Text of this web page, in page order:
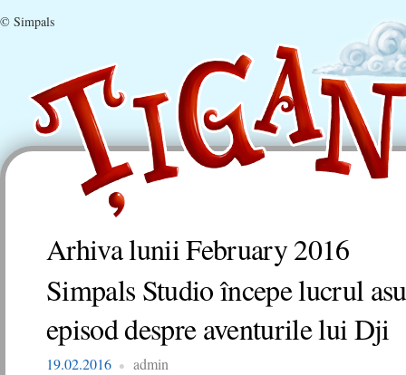
© Simpals
Arhiva luniiFebruary 2016
Simpals Studio începe lucrul
episod despre aventurile lui Dji
19.02.2016 admin